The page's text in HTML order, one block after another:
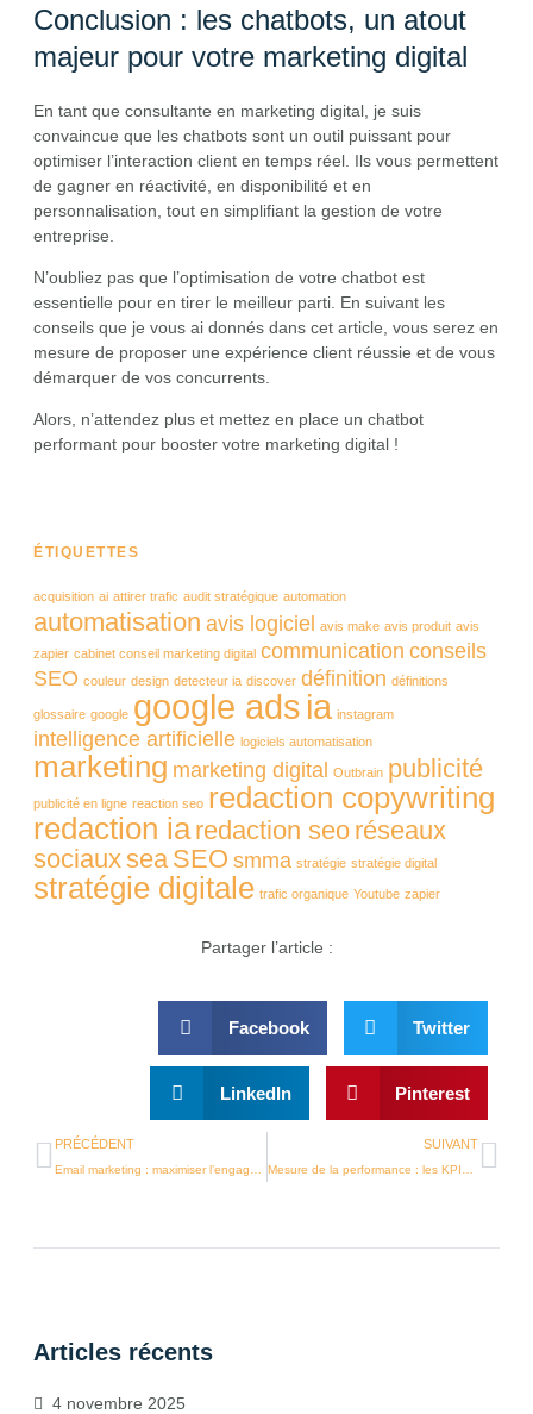
Conclusion : les chatbots, un atout
majeur pour votre marketing digital
En tant que consultante en marketing digital, je suis
convaincue que les chatbots sont un outil puissant pour
optimiser l’interaction client en temps réel. Ils vous permettent
de gagner en réactivité, en disponibilité et en
personnalisation, tout en simplifiant la gestion de votre
entreprise.
N’oubliez pas que l’optimisation de votre chatbot est
essentielle pour en tirer le meilleur parti. En suivant les
conseils que je vous ai donnés dans cet article, vous serez en
mesure de proposer une expérience client réussie et de vous
démarquer de vos concurrents.
Alors, n’attendez plus et mettez en place un chatbot
performant pour booster votre marketing digital !
ÉTIQUETTES
acquisition ai attirer trafic audit stratégique automation
automatisation avis logiciel avis make avis produit avis
zapier cabinet conseil marketing digital communication conseils
SEO couleur design detecteur ia discover définition définitions
glossaire google google ads ia instagram
intelligence artificielle logiciels automatisation
marketing marketing digital Outbrain publicité
publicité en ligne reaction seo redaction copywriting
redaction ia redaction seo réseaux
sociauxsea SEO smma stratégie stratégie digital
stratégie digitale trafic organique Youtube zapier
Partager l’article :
Facebook Twitter
LinkedIn Pinterest
PRÉCÉDENT SUIVANT
Articles récents
4 novembre 2025